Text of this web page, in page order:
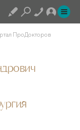
ПроДокторов